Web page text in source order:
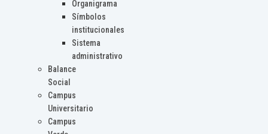
Organigrama
Símbolos
institucionales
Sistema
administrativo
Balance
Social
Campus
Universitario
Campus